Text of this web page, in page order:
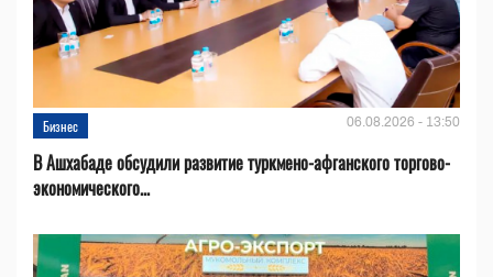
Бизнес 06.08.2026 - 13:50
В Ашхабаде обсудили развитие туркмено-афганского торгово-
экономического...